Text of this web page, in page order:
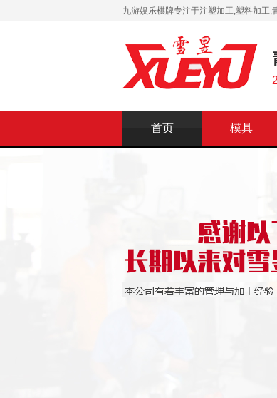
九游娱乐棋牌专注于注塑加工,塑料加工
首页 模具